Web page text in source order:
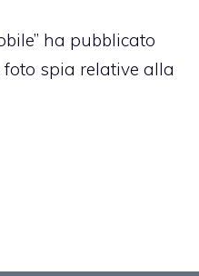
ha pubblicato
spia relative alla